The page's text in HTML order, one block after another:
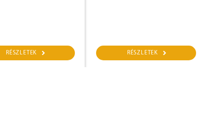
RÉSZLETEK RÉSZLETEK